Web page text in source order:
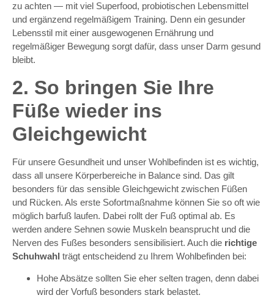
zu achten — mit viel Superfood, probiotischen Lebensmittel
und ergänzend regelmäßigem Training. Denn ein gesunder
Lebensstil mit einer ausgewogenen Ernährung und
regelmäßiger Bewegung sorgt dafür, dass unser Darm gesund
bleibt.
2. So bringen Sie Ihre
Füße wieder ins
Gleichgewicht
Für unsere Gesundheit und unser Wohlbefinden ist es wichtig,
dass all unsere Körperbereiche in Balance sind. Das gilt
besonders für das sensible Gleichgewicht zwischen Füßen
und Rücken. Als erste Sofortmaßnahme können Sie so oft wie
möglich barfuß laufen. Dabei rollt der Fuß optimal ab. Es
werden andere Sehnen sowie Muskeln beansprucht und die
Nerven des Fußes besonders sensibilisiert. Auch die richtige
Schuhwahl trägt entscheidend zu Ihrem Wohlbefinden bei:
Hohe Absätze sollten Sie eher selten tragen, denn dabei
wird der Vorfuß besonders stark belastet.